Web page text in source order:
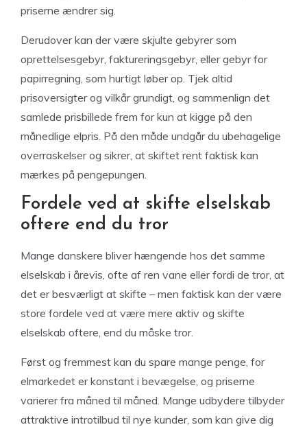
priserne ændrer sig.
Derudover kan der være skjulte gebyrer som
oprettelsesgebyr, faktureringsgebyr, eller gebyr for
papirregning, som hurtigt løber op. Tjek altid
prisoversigter og vilkår grundigt, og sammenlign det
samlede prisbillede frem for kun at kigge på den
månedlige elpris. På den måde undgår du ubehagelige
overraskelser og sikrer, at skiftet rent faktisk kan
mærkes på pengepungen.
Fordele ved at skifte elselskab
oftere end du tror
Mange danskere bliver hængende hos det samme
elselskab i årevis, ofte af ren vane eller fordi de tror, at
det er besværligt at skifte – men faktisk kan der være
store fordele ved at være mere aktiv og skifte
elselskab oftere, end du måske tror.
Først og fremmest kan du spare mange penge, for
elmarkedet er konstant i bevægelse, og priserne
varierer fra måned til måned. Mange udbydere tilbyder
attraktive introtilbud til nye kunder, som kan give dig